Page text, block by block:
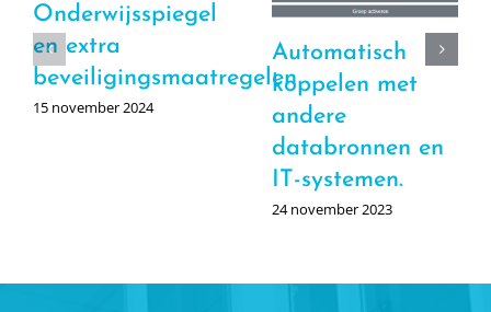
Onderwijsspiegel
en extra
beveiligingsmaatregelen
15 november 2024
Automatisch
koppelen met
andere
databronnen en
IT-systemen.
24 november 2023